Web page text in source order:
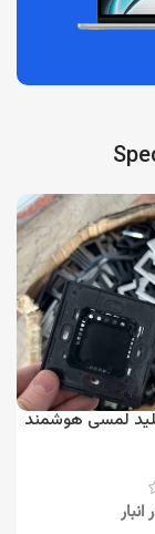
لمسی هوشمند